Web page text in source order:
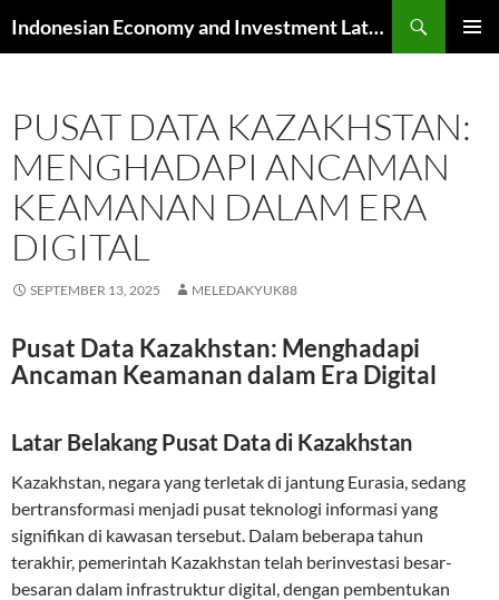
to
Indonesian Economy and Investment Latest News
PUSAT DATA KAZAKHSTAN:
MENGHADAPI ANCAMAN
KEAMANAN DALAM ERA
DIGITAL
SEPTEMBER 13, 2025 MELEDAKYUK88
Pusat Data Kazakhstan: Menghadapi
Ancaman Keamanan dalam Era Digital
Latar Belakang Pusat Data di Kazakhstan
Kazakhstan, negara yang terletak di jantung Eurasia, sedang
bertransformasi menjadi pusat teknologi informasi yang
signifikan di kawasan tersebut. Dalam beberapa tahun
terakhir, pemerintah Kazakhstan telah berinvestasi besar-
besaran dalam infrastruktur digital, dengan pembentukan